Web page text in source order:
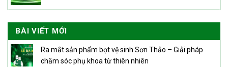
BÀI VIẾT MỚI
Ra mắt sản phẩm bọt vệ sinh Sơn Thảo – Giải pháp
chăm sóc phụ khoa từ thiên nhiên